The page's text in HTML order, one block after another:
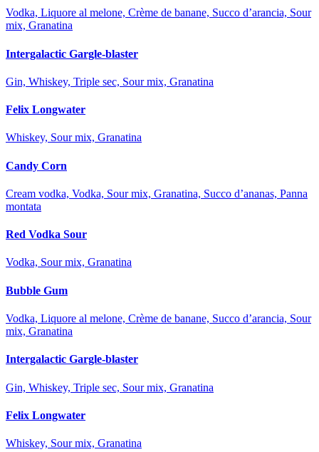
Vodka, Liquore al melone, Crème de banane, Succo d’arancia, Sour
mix, Granatina
Intergalactic Gargle-blaster
Gin, Whiskey, Triple sec, Sour mix, Granatina
Felix Longwater
Whiskey, Sour mix, Granatina
Candy Corn
Cream vodka, Vodka, Sour mix, Granatina, Succo d’ananas, Panna
montata
Red Vodka Sour
Vodka, Sour mix, Granatina
Bubble Gum
Vodka, Liquore al melone, Crème de banane, Succo d’arancia, Sour
mix, Granatina
Intergalactic Gargle-blaster
Gin, Whiskey, Triple sec, Sour mix, Granatina
Felix Longwater
Whiskey, Sour mix, Granatina